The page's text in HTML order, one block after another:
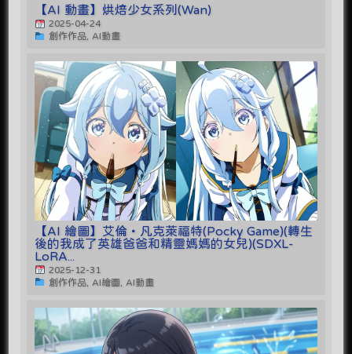
【AI 動畫】烘焙少女系列(Wan)
2025-04-24
創作作品, AI動畫
【AI 繪圖】艾倫・凡克萊福特(Pocky Game)(轉生
後的我成了英雄爸爸和精靈媽媽的女兒)(SDXL-
LoRA...
2025-12-31
創作作品, AI繪圖, AI動畫